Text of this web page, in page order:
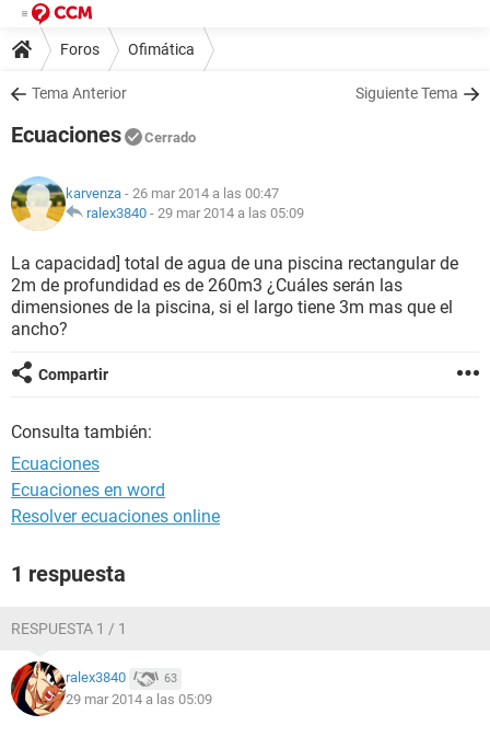
Foros Ofimática
Tema Anterior Siguiente Tema
Ecuaciones Cerrado
karvenza - 26 mar 2014 a las 00:47
ralex3840 - 29 mar 2014 a las 05:09
La capacidad] total de agua de una piscina rectangular de
2m de profundidad es de 260m3 ¿Cuáles serán las
dimensiones de la piscina, si el largo tiene 3m mas que el
ancho?
Compartir
Consulta también:
Ecuaciones
Ecuaciones en word
Resolver ecuaciones online
1 respuesta
RESPUESTA 1 / 1
ralex3840 63
29 mar 2014 a las 05:09